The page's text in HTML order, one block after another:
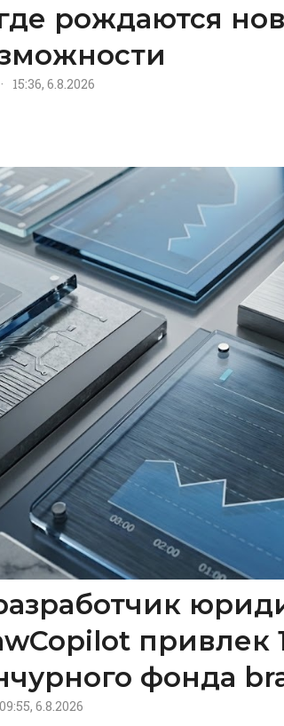
рождаются
· 15:36, 6.8.2026
привлек
фонда
09:55, 6.8.2026